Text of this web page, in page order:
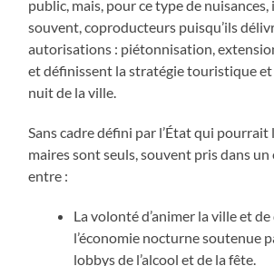
public, mais, pour ce type de nuisances,
souvent, coproducteurs puisqu’ils
autorisations : piétonnisation,
et définissent la stratégie touristique
nuit de la ville.
Sans cadre défini par l’État qui pourrait
maires sont seuls, souvent pris dans un
entre :
La volonté d’animer la ville et
l’économie nocturne soutenue
lobbys de l’alcool et de la fête.